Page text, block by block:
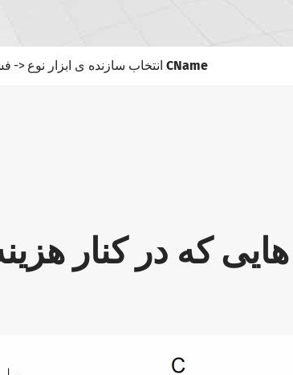
انتخاب سازنده ی ابزار نوع CName
که در کنار